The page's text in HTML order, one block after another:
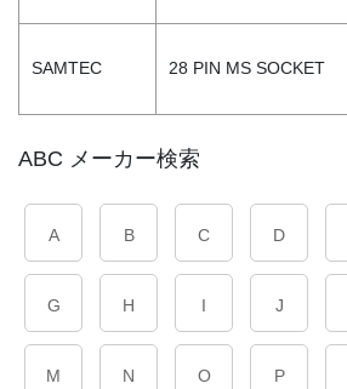
SAMTEC 28 PIN MS SOCKET
ABC メーカー検索
A B C D
G H I J
M N O P